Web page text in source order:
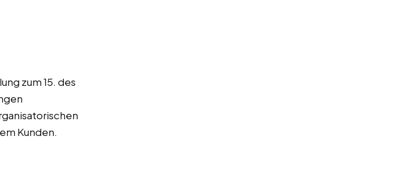
zum 15. des
Kunden.